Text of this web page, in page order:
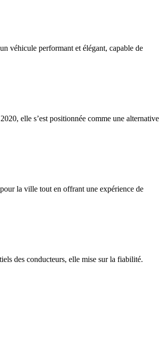
véhicule performant et élégant, capable de
elle s’est positionnée comme une alternative
la ville tout en offrant une expérience de
des conducteurs, elle mise sur la fiabilité.